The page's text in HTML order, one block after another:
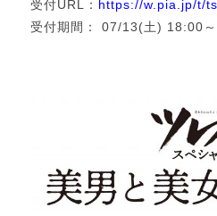
受付URL： https://w.pia.jp/t/
受付期間： 07/13(土) 18:00